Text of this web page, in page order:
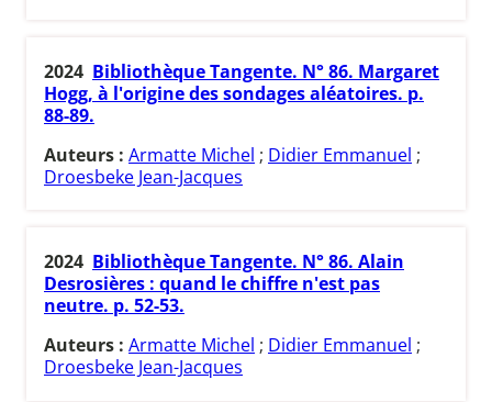
2024 Bibliothèque Tangente. N° 86. Margaret
Hogg, à l'origine des sondages aléatoires. p.
88-89.
Auteurs : Armatte Michel ; Didier Emmanuel ;
Droesbeke Jean-Jacques
2024 Bibliothèque Tangente. N° 86. Alain
Desrosières : quand le chiffre n'est pas
neutre. p. 52-53.
Auteurs : Armatte Michel ; Didier Emmanuel ;
Droesbeke Jean-Jacques